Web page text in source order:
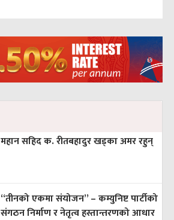
महान सहिद क. रीतबहादुर खड्‌का अमर रहुन्
“तीनको एकमा संयोजन” – कम्युनिष्ट पार्टीको
संगठन निर्माण र नेतृत्व हस्तान्तरणको आधार